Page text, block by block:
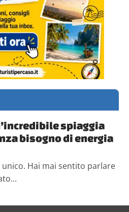
spiaggia
bisogno di energia
unico. Hai mai sentito parlare